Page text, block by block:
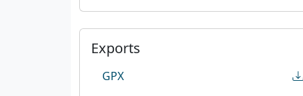
Exports
GPX